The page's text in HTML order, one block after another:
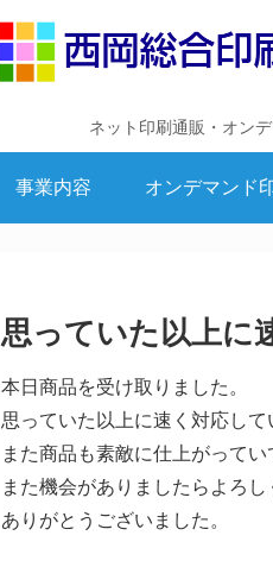
ネット印刷通販・オン
事業内容 オンデマンド
思っていた以上に
本日商品を受け取りました。
思っていた以上に速く対応して
また商品も素敵に仕上がって
また機会がありましたらよろし
ありがとうございました。